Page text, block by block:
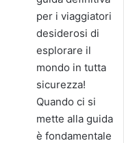
per i viaggiatori
desiderosi di
esplorare il
mondo in tutta
sicurezza!
Quando ci si
mette alla guida
è fondamentale